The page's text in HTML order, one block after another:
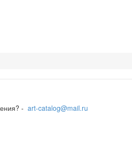
- art-catalog@mail.ru